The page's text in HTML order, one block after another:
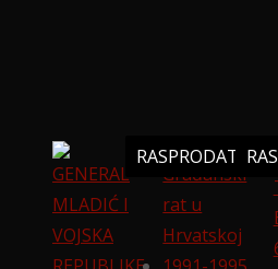
RASPRODATO